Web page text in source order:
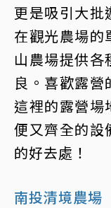
更是吸引大批
在觀光農場的
山農場提供各
良。喜歡露營
這裡的露營場
便又齊全的設
的好去處！
南投清境農場